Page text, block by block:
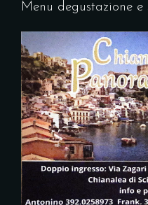
Menu degustazione